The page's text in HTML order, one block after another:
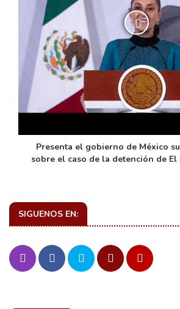
Presenta el gobierno de México
sobre el caso de la detención de El
SIGUENOS EN: